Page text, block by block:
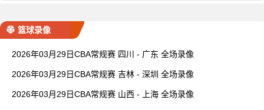
篮球录像
2026年03月29日CBA常规赛 四川 - 广东 全场录像
2026年03月29日CBA常规赛 吉林 - 深圳 全场录像
2026年03月29日CBA常规赛 山西 - 上海 全场录像